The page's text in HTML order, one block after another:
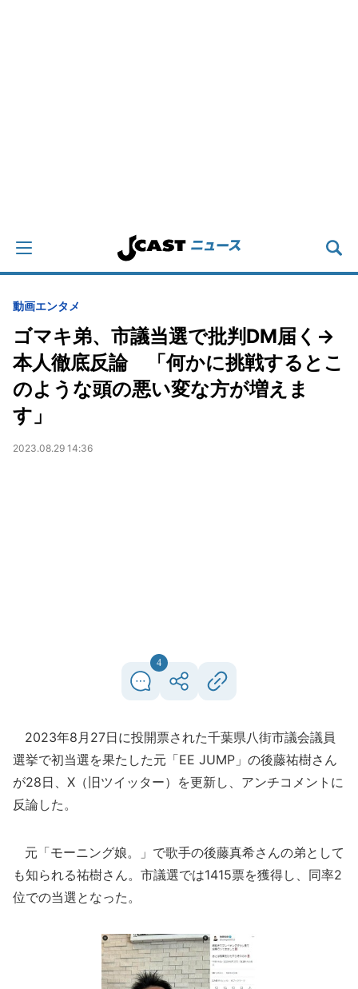
動画エンタメ
ゴマキ弟、市議当選で批判DM届く→
本人徹底反論 「何かに挑戦するとこ
のような頭の悪い変な方が増えま
す」
2023.08.29 14:36
4
2023年8月27日に投開票された千葉県八街市議会議員
選挙で初当選を果たした元「EE JUMP」の後藤祐樹さん
が28日、X（旧ツイッター）を更新し、アンチコメントに
反論した。
元「モーニング娘。」で歌手の後藤真希さんの弟として
も知られる祐樹さん。市議選では1415票を獲得し、同率2
位での当選となった。